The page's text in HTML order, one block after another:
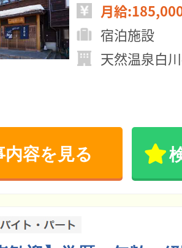
月給
宿泊施設
天然温泉白
内容を見る